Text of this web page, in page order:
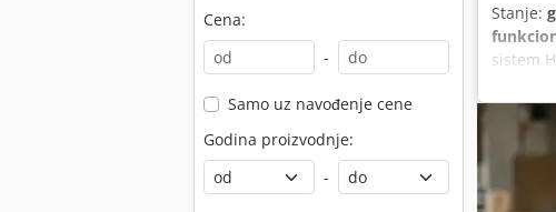
Cena:
-
Samo uz navođenje cene
Godina proizvodnje:
-
Stanje:
sistem
pri
mm
meseci